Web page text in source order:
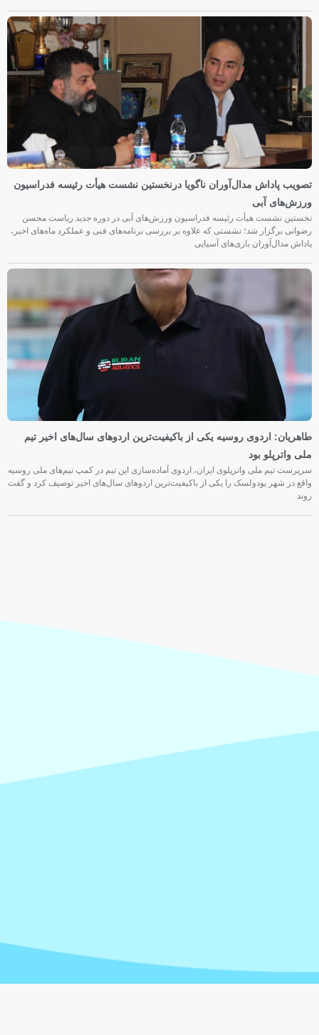
تصویب پاداش مدال‌آوران ناگویا درنخستین نشست هیأت رئیسه فدراسیون
ورزش‌های آبی
نخستین نشست هیأت رئیسه فدراسیون ورزش‌های آبی در دوره جدید ریاست محسن
رضوانی برگزار شد؛ نشستی که علاوه بر بررسی برنامه‌های فنی و عملکرد ماه‌های اخیر،
پاداش مدال‌آوران بازی‌های آسیایی
طاهریان: اردوی روسیه یکی از باکیفیت‌ترین اردوهای سال‌های اخیر تیم
ملی واترپلو بود
سرپرست تیم ملی واترپلوی ایران، اردوی آماده‌سازی این تیم در کمپ تیم‌های ملی روسیه
واقع در شهر پودولسک را یکی از باکیفیت‌ترین اردوهای سال‌های اخیر توصیف کرد و گفت
روند